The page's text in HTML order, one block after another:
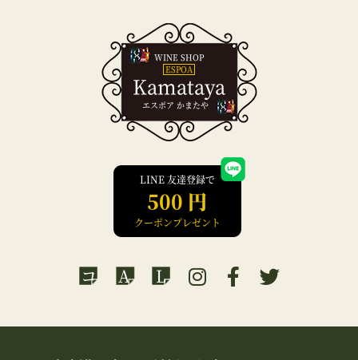
WINE SHOP
ESPOA
Kamataya
エスポア かまたや
LINE 友達登録で
500 円
クーポンプレゼント
コ A L